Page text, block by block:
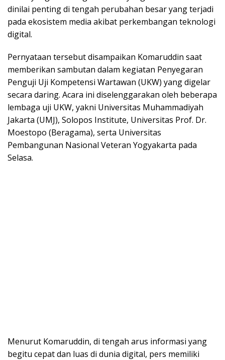
dinilai penting di tengah perubahan besar yang terjadi
pada ekosistem media akibat perkembangan teknologi
digital.
Pernyataan tersebut disampaikan Komaruddin saat
memberikan sambutan dalam kegiatan Penyegaran
Penguji Uji Kompetensi Wartawan (UKW) yang digelar
secara daring. Acara ini diselenggarakan oleh beberapa
lembaga uji UKW, yakni Universitas Muhammadiyah
Jakarta (UMJ), Solopos Institute, Universitas Prof. Dr.
Moestopo (Beragama), serta Universitas
Pembangunan Nasional Veteran Yogyakarta pada
Selasa.
Menurut Komaruddin, di tengah arus informasi yang
begitu cepat dan luas di dunia digital, pers memiliki